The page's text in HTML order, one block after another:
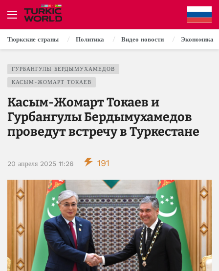
Тюркские страны Политика Видео новости Экономика
ГУРБАНГУЛЫ БЕРДЫМУХАМЕДОВ
КАСЫМ-ЖОМАРТ ТОКАЕВ
Касым-Жомарт Токаев и
Гурбангулы Бердымухамедов
проведут встречу в Туркестане
20 апреля 2025 11:26 191